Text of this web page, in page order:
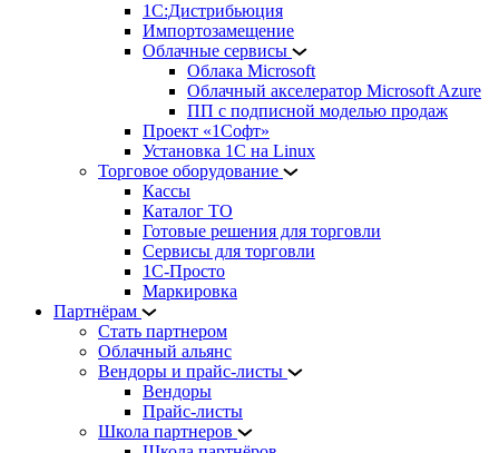
1С:Дистрибьюция
Импортозамещение
Облачные сервисы
Облака Microsoft
Облачный акселератор Microsoft Azure
ПП с подписной моделью продаж
Проект «1Софт»
Установка 1С на Linux
Торговое оборудование
Кассы
Каталог ТО
Готовые решения для торговли
Сервисы для торговли
1С-Просто
Маркировка
Партнёрам
Стать партнером
Облачный альянс
Вендоры и прайс-листы
Вендоры
Прайс-листы
Школа партнеров